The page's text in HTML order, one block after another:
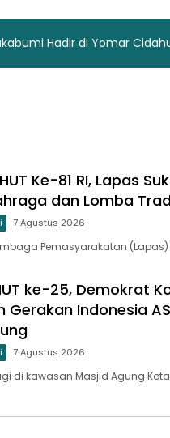
Hadir di Yomar
Ke-81 RI, Lapas
dan Lomba
7 Agustus 2026
Pemasyarakatan
ke-25, Demokrat
Gerakan Indonesia
7 Agustus 2026
di kawasan Masjid Agung